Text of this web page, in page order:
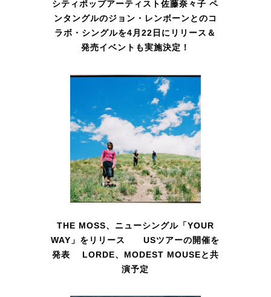
シティポップアーティスト佐藤奈々子 ペ
ンタングルのジョン・レンボーンとのコ
ラボ・シングルを4月22日にリリース＆
発売イベントも実施決定！
THE MOSS、ニューシングル「YOUR
WAY」をリリース USツアーの開催を
発表 LORDE、MODEST MOUSEと共
演予定